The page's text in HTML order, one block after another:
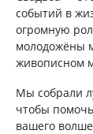
событий в
огромную
молодожёны
живописном
Мы собрали
чтобы
вашего